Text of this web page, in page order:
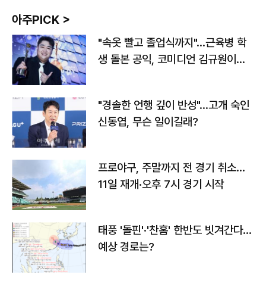
아주PICK >
"속옷 빨고 졸업식까지"…근육병 학
생 돌본 공익, 코미디언 김규원이었
"경솔한 언행 깊이 반성"…고개 숙인
신동엽, 무슨 일이길래?
프로야구, 주말까지 전 경기 취소…
11일 재개·오후 7시 경기 시작
태풍 '돌핀'·'찬홈' 한반도 빗겨간다…
예상 경로는?